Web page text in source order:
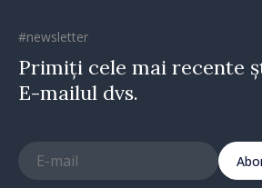
#newsletter
Primiți cele mai recente
E-mailul dvs.